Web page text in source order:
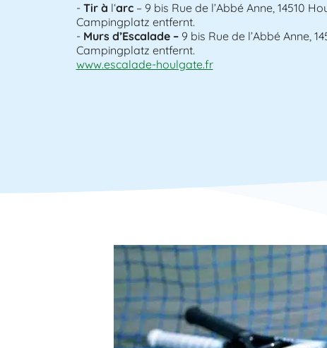
Tir à l‘arc– 9 bis Rue de l’Abbé Anne, 14510
Campingplatz entfernt.
Murs d’Escalade – 9 bis Rue de l’Abbé Anne,
Campingplatz entfernt.
www.escalade-houlgate.fr